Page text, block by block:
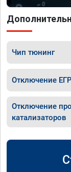
Чип тюнинг
Отключение ЕГР
Отключение
катализаторов